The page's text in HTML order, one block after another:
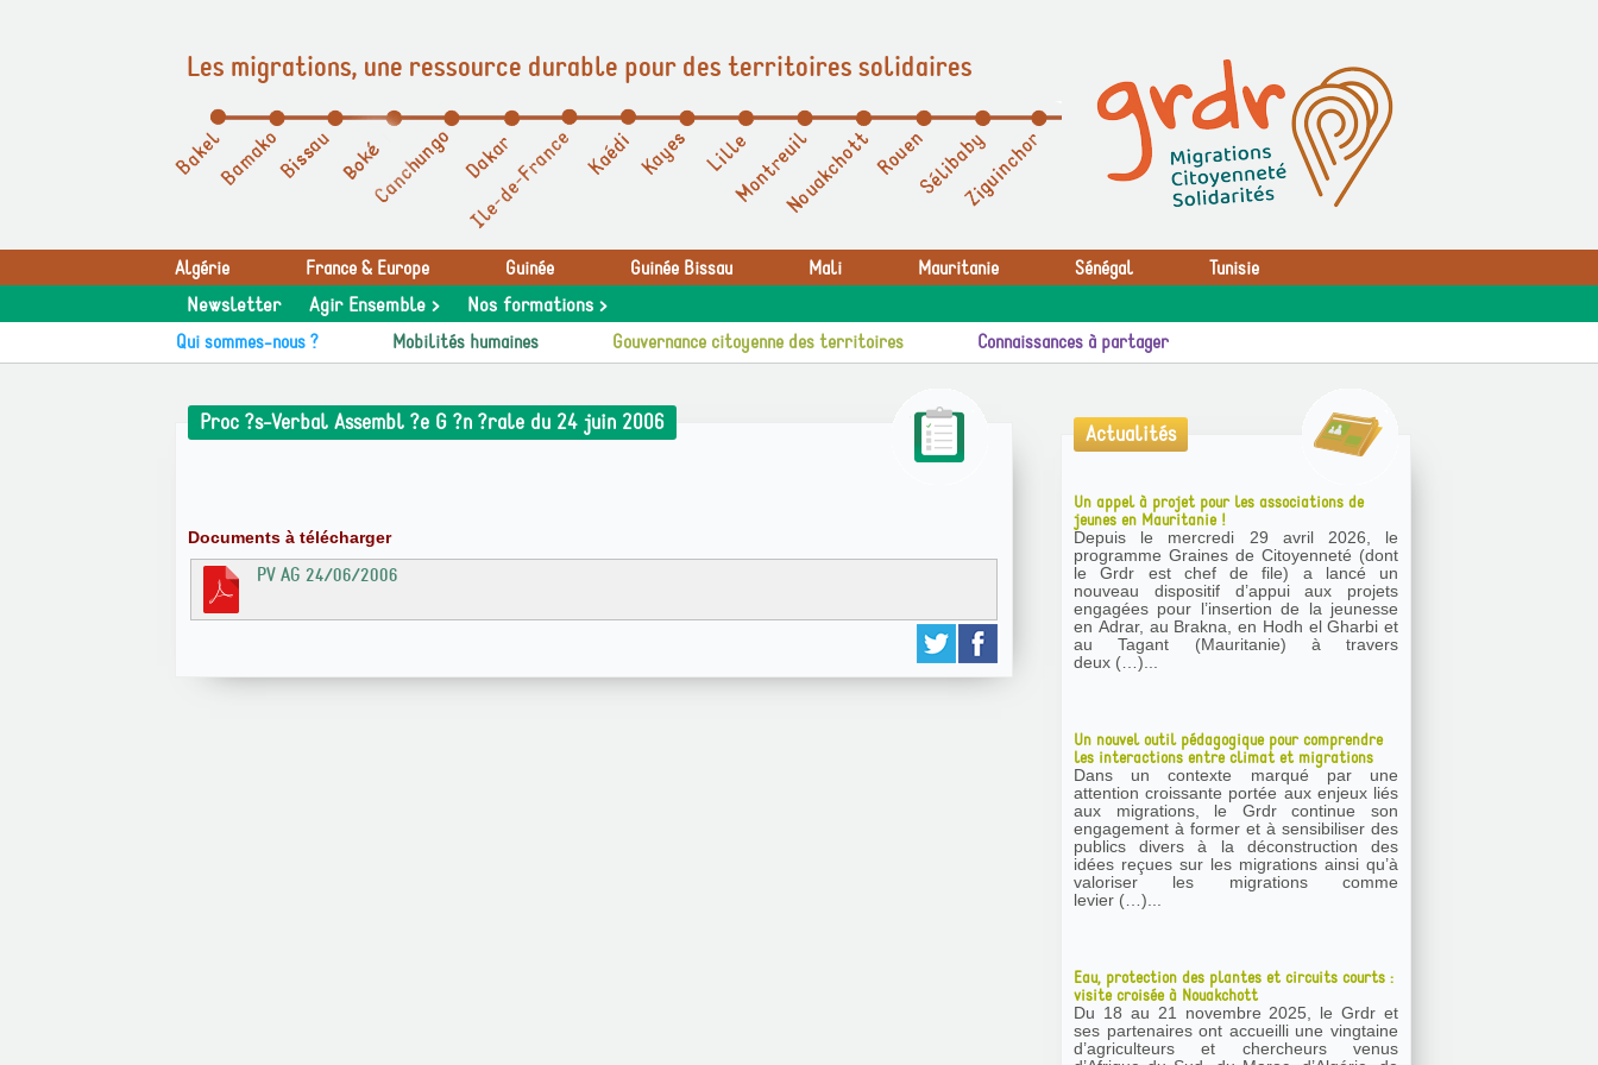
Les migrations, une ressource durable pour des territoires solidaires
Algérie France & Europe Guinée Guinée Bissau Mali Mauritanie Sénégal Tunisie
Newsletter Agir Ensemble > Nos formations >
Qui sommes-nous ? Mobilités humaines Gouvernance citoyenne des territoires Connaissances à partager
Proc ?s-Verbal Assembl ?e G ?n ?rale du 24 juin 2006
Documents à télécharger
PV AG 24/06/2006
Actualités
Un appel à projet pour les associations de
jeunes en Mauritanie !
Depuis le mercredi 29 avril 2026, le
programme Graines de Citoyenneté (dont
le Grdr est chef de file) a lancé un
nouveau dispositif d’appui aux projets
engagées pour l’insertion de la jeunesse
en Adrar, au Brakna, en Hodh el Gharbi et
au Tagant (Mauritanie) à travers
deux (…)...
Un nouvel outil pédagogique pour comprendre
les interactions entre climat et migrations
Dans un contexte marqué par une
attention croissante portée aux enjeux liés
aux migrations, le Grdr continue son
engagement à former et à sensibiliser des
publics divers à la déconstruction des
idées reçues sur les migrations ainsi qu’à
valoriser les migrations comme
levier (…)...
Eau, protection des plantes et circuits courts :
visite croisée à Nouakchott
Du 18 au 21 novembre 2025, le Grdr et
ses partenaires ont accueilli une vingtaine
d’agriculteurs et chercheurs venus